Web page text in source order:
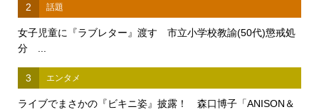
2 話題
女子児童に『ラブレター』渡す 市立小学校教諭(50代)懲戒処
分 ...
3 エンタメ
ライブでまさかの『ビキニ姿』披露！ 森口博子「ANISON＆